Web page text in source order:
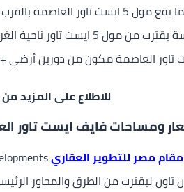
بالقرب من محطة القطار المونوريل.
مول 5 ايست تاور ناحية الغرب.
للاطلاع على المزيد
ومساحات فايف ايست تاور
مقام مصر للتطوير العقاري
تاون ليقترب من الطرق والمحاور